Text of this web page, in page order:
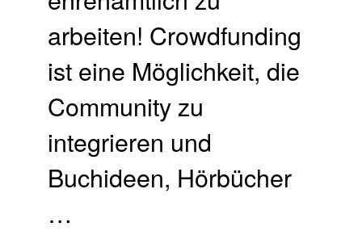
arbeiten! Crowdfunding
ist eine Möglichkeit, die
Community zu
integrieren und
Buchideen, Hörbücher
…